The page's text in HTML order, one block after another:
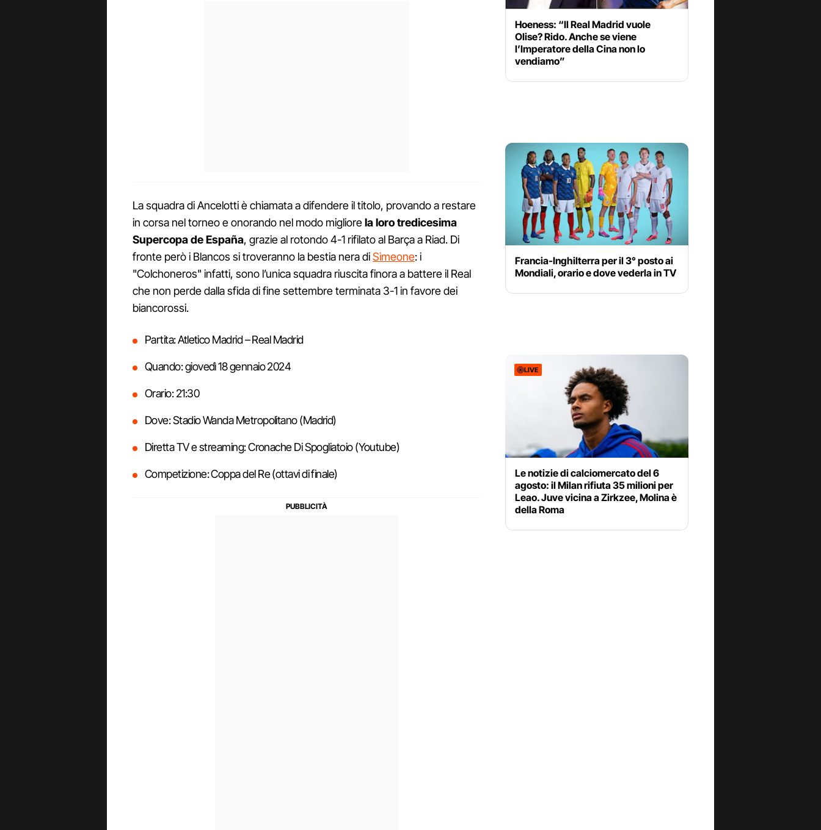
La squadra di Ancelotti è chiamata a difendere il titolo, provando a restare
in corsa nel torneo e onorando nel modo migliorela loro tredicesima
Supercopa de España, grazie al rotondo 4-1 rifilato al Barça a Riad. Di
fronte però i Blancos si troveranno la bestia nera diSimeone: i
"Colchoneros" infatti, sono l’unica squadra riuscita finora a battere il Real
che non perde dalla sfida di fine settembre terminata 3-1 in favore dei
biancorossi.
Partita: Atletico Madrid – Real Madrid
Quando: giovedì 18 gennaio 2024
Orario: 21:30
Dove: Stadio Wanda Metropolitano (Madrid)
Diretta TV e streaming: Cronache Di Spogliatoio (Youtube)
Competizione: Coppa del Re (ottavi di finale)
Hoeness: “Il Real Madrid vuole
Olise? Rido. Anche se viene
l’Imperatore della Cina non lo
vendiamo”
Francia-Inghilterra per il 3° posto ai
Mondiali, orario e dove vederla in TV
LIVE
Le notizie di calciomercato del 6
agosto: il Milan rifiuta 35 milioni per
Leao. Juve vicina a Zirkzee, Molina è
della Roma